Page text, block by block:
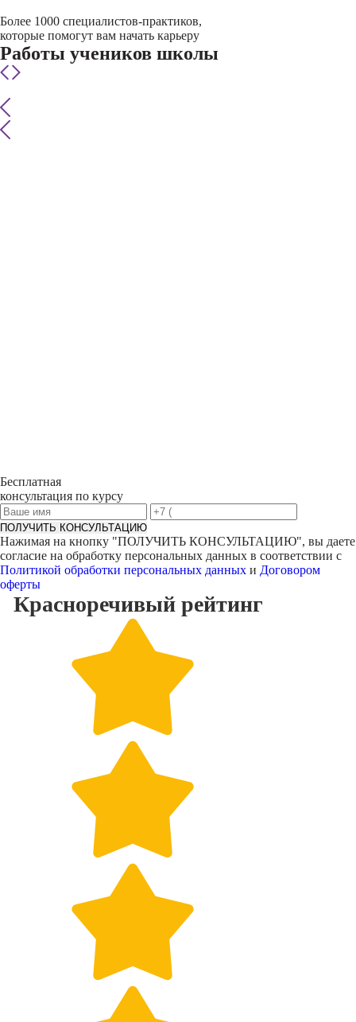
Более 1000 специалистов-практиков,
которые помогут вам начать карьеру
Работы учеников школы
Бесплатная
консультация по курсу
ПОЛУЧИТЬ КОНСУЛЬТАЦИЮ
Нажимая на кнопку "ПОЛУЧИТЬ КОНСУЛЬТАЦИЮ", вы даете
согласие на обработку персональных данных в соответствии с
Политикой обработки персональных данных и Договором
оферты
Красноречивый рейтинг